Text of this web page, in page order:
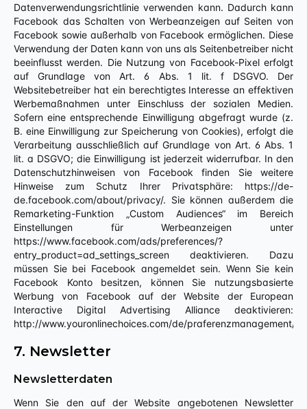
Datenverwendungsrichtlinie verwenden kann. Dadurch kann
Facebook das Schalten von Werbeanzeigen auf Seiten von
Facebook sowie außerhalb von Facebook ermöglichen. Diese
Verwendung der Daten kann von uns als Seitenbetreiber nicht
beeinflusst werden. Die Nutzung von Facebook-Pixel erfolgt
auf Grundlage von Art. 6 Abs. 1 lit. f DSGVO. Der
Websitebetreiber hat ein berechtigtes Interesse an effektiven
Werbemaßnahmen unter Einschluss der sozialen Medien.
Sofern eine entsprechende Einwilligung abgefragt wurde (z.
B. eine Einwilligung zur Speicherung von Cookies), erfolgt die
Verarbeitung ausschließlich auf Grundlage von Art. 6 Abs. 1
lit. a DSGVO; die Einwilligung ist jederzeit widerrufbar. In den
Datenschutzhinweisen von Facebook finden Sie weitere
Hinweise zum Schutz Ihrer Privatsphäre: https://de-
de.facebook.com/about/privacy/. Sie können außerdem die
Remarketing-Funktion „Custom Audiences“ im Bereich
Einstellungen für Werbeanzeigen unter
https://www.facebook.com/ads/preferences/?
entry_product=ad_settings_screen deaktivieren. Dazu
müssen Sie bei Facebook angemeldet sein. Wenn Sie kein
Facebook Konto besitzen, können Sie nutzungsbasierte
Werbung von Facebook auf der Website der European
Interactive Digital Advertising Alliance deaktivieren:
http://www.youronlinechoices.com/de/praferenzmanagement/.
7. Newsletter
Newsletterdaten
Wenn Sie den auf der Website angebotenen Newsletter